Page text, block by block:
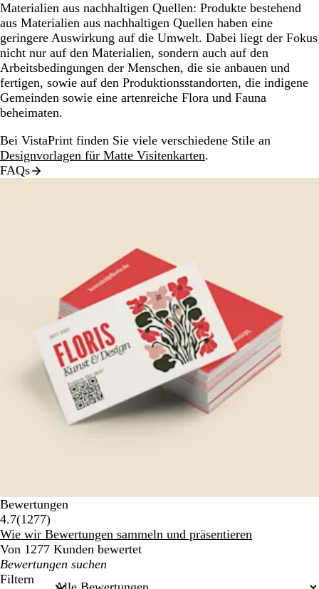
Materialien aus nachhaltigen Quellen: Produkte bestehend
aus Materialien aus nachhaltigen Quellen haben eine
geringere Auswirkung auf die Umwelt. Dabei liegt der Fokus
nicht nur auf den Materialien, sondern auch auf den
Arbeitsbedingungen der Menschen, die sie anbauen und
fertigen, sowie auf den Produktionsstandorten, die indigene
Gemeinden sowie eine artenreiche Flora und Fauna
beheimaten.
Bei VistaPrint finden Sie viele verschiedene Stile an
Designvorlagen für Matte Visitenkarten.
FAQs
Bewertungen
4.7(12771277
Bewertungen
)
Wie wir Bewertungen sammeln und präsentieren
Von 1277 Kunden bewertet
Meine
Sucheingaben
Filtern